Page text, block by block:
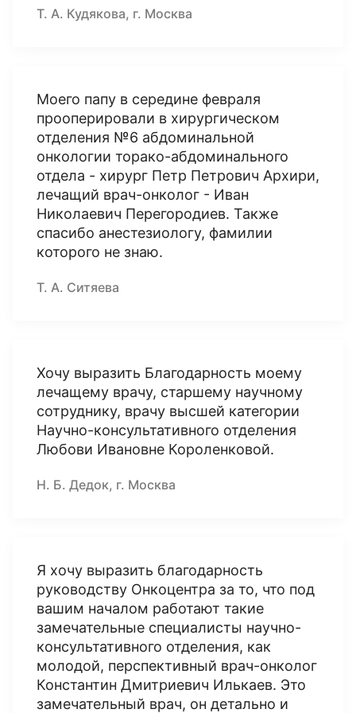
Т. А. Кудякова, г. Москва
Моего папу в середине февраля
прооперировали в хирургическом
отделения №6 абдоминальной
онкологии торако-абдоминального
отдела - хирург Петр Петрович Архири,
лечащий врач-онколог - Иван
Николаевич Перегородиев. Также
спасибо анестезиологу, фамилии
которого не знаю.
Т. А. Ситяева
Хочу выразить Благодарность моему
лечащему врачу, старшему научному
сотруднику, врачу высшей категории
Научно-консультативного отделения
Любови Ивановне Короленковой.
Н. Б. Дедок, г. Москва
Я хочу выразить благодарность
руководству Онкоцентра за то, что под
вашим началом работают такие
замечательные специалисты научно-
консультативного отделения, как
молодой, перспективный врач-онколог
Константин Дмитриевич Илькаев. Это
замечательный врач, он детально и